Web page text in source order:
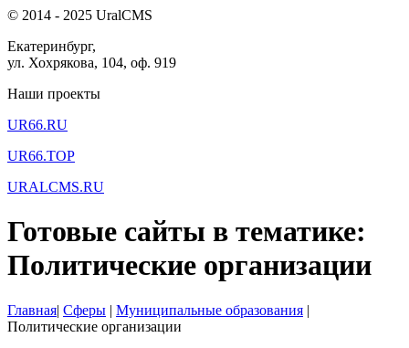
© 2014 - 2025 UralCMS
Екатеринбург,
ул. Хохрякова, 104, оф. 919
Наши проекты
UR66.RU
UR66.TOP
URALCMS.RU
Готовые сайты в тематике:
Политические организации
Главная| Сферы | Муниципальные образования |
Политические организации